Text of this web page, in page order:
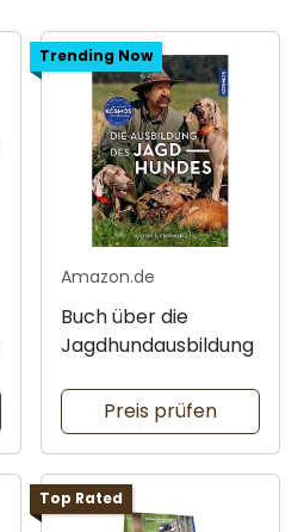
Trending Now
Amazon.de
Buch über die
Jagdhundausbildung
Preis prüfen
Top Rated